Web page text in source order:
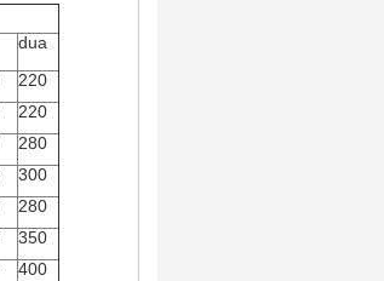
dua
220
220
280
300
280
350
400